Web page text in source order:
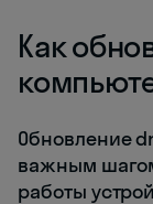
Как
Обновление
важным
работы